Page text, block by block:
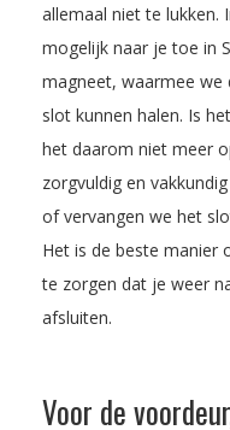
allemaal niet te lukken.
mogelijk naar je toe in
magneet, waarmee we
slot kunnen halen. Is
het daarom niet meer
zorgvuldig en
of vervangen we het
Het is de beste manier
te zorgen dat je weer
afsluiten.
Voor de